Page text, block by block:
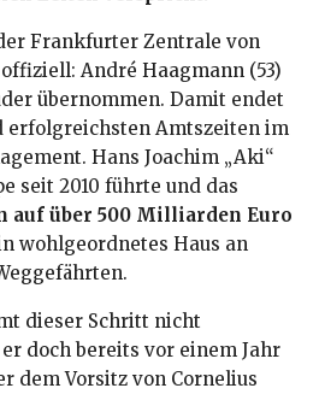
Frankfurter Zentrale von
André Haagmann (53)
übernommen. Damit endet
erfolgreichsten Amtszeiten im
Hans Joachim „Aki“
seit 2010 führte und das
auf über 500 Milliarden Euro
wohlgeordnetes Haus an
dieser Schritt nicht
doch bereits vor einem Jahr
dem Vorsitz von Cornelius